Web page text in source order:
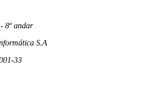
8º andar
S.A
33